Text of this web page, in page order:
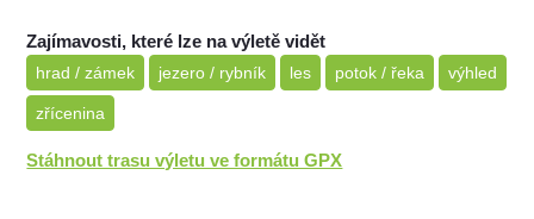
Zajímavosti, které lze na výletě vidět
hrad / zámek jezero / rybník les potok / řeka výhled
zřícenina
Stáhnout trasu výletu ve formátu GPX